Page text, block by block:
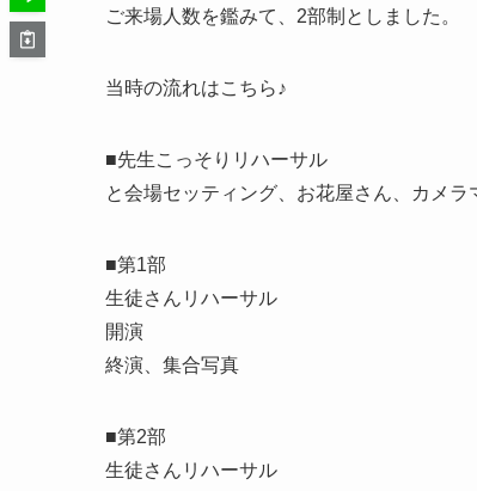
ご来場人数を鑑みて、2部制としました。
当時の流れはこちら♪
■先生こっそりリハーサル
と会場セッティング、お花屋さん、カメ
■第1部
生徒さんリハーサル
開演
終演、集合写真
■第2部
生徒さんリハーサル